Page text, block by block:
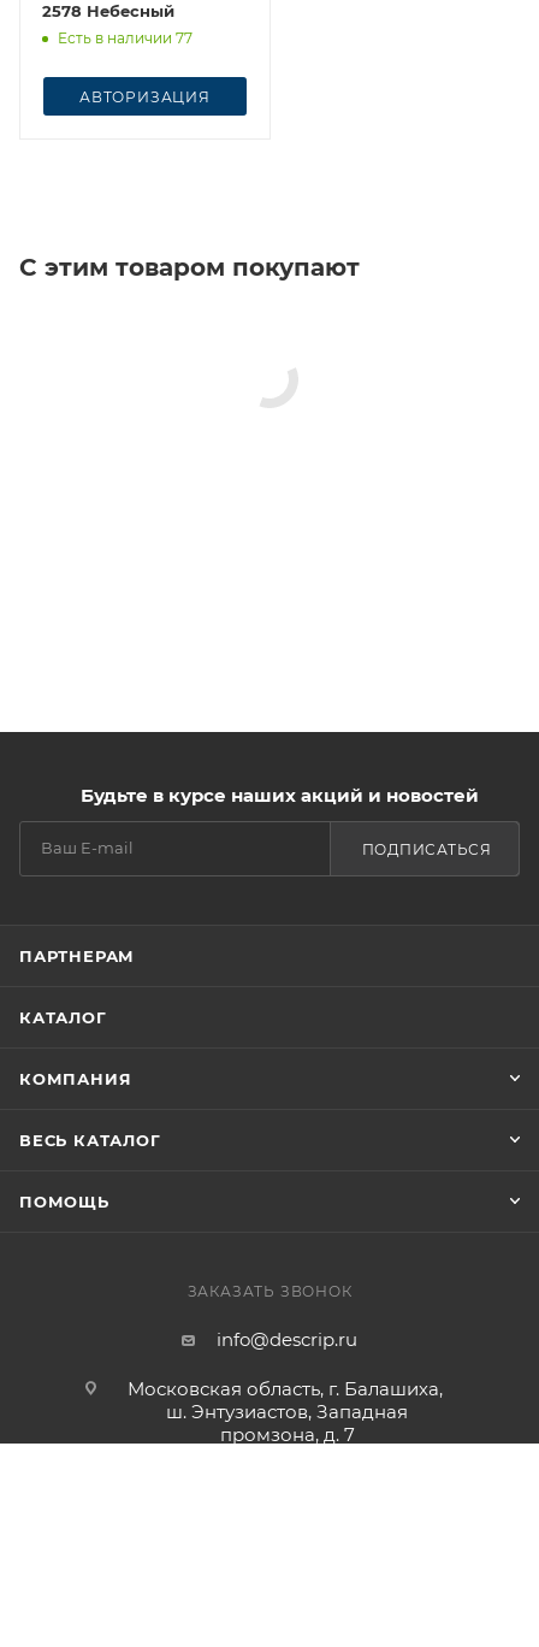
2578 Небесный
Есть в наличии 77
АВТОРИЗАЦИЯ
С этим товаром покупают
Будьте в курсе наших акций и новостей
ПОДПИСАТЬСЯ
ПАРТНЕРАМ
КАТАЛОГ
КОМПАНИЯ
ВЕСЬ КАТАЛОГ
ПОМОЩЬ
ЗАКАЗАТЬ ЗВОНОК
info@descrip.ru
Московская область, г. Балашиха,
ш. Энтузиастов, Западная
промзона, д. 7